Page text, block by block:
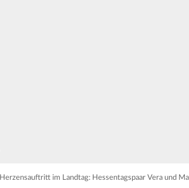
Herzensauftritt im Landtag: Hessentagspaar Vera und